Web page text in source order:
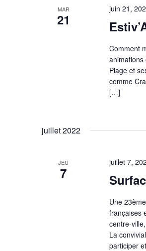
MAR
21
juin 21,
Comment
animations
Plage et
comme
[…]
juillet 2022
JEU
7
juillet 7,
Une
françaises
centre-
La
participer